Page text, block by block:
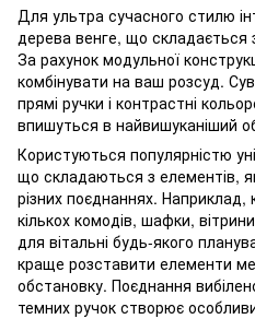
Для ультра сучасного стилю
дерева венге, що складається
За рахунок модульної
комбінувати на ваш розсуд.
прямі ручки і контрастні
впишуться в найвишуканіший
Користуються популярністю
що складаються з елементів,
різних поєднаннях.
кількох комодів, шафки,
для вітальні будь-якого
краще розставити елементи
обстановку. Поєднання
темних ручок створює